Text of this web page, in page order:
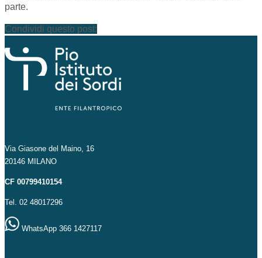
parte.
Condividi questo post:
Via Giasone del Maino, 16
20146 MILANO
CF 00799410154
Tel. 02 48017296
WhatsApp 366 1427117